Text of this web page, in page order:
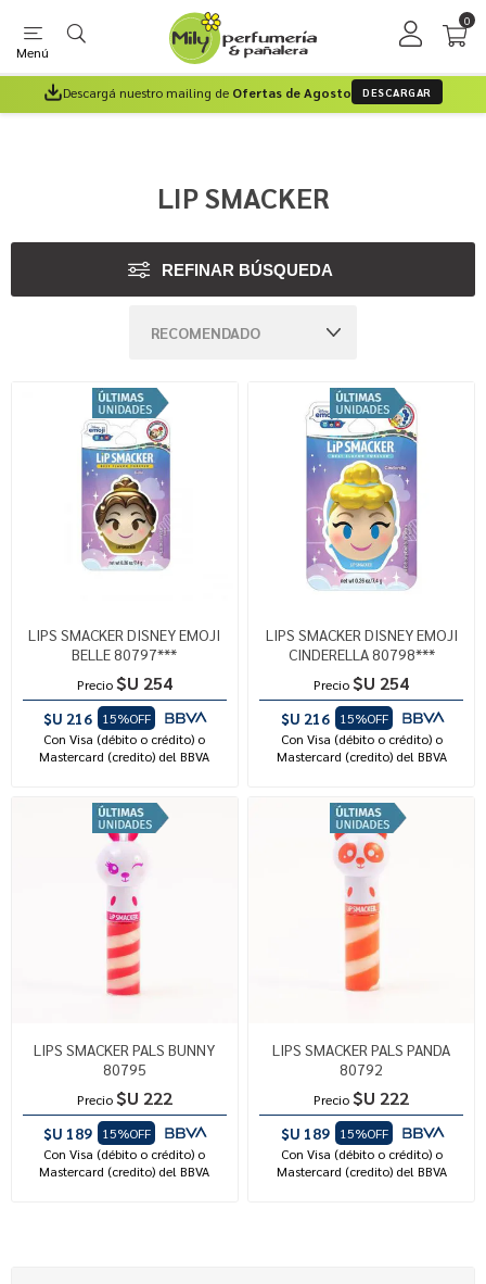
Menú
0
Descargá nuestro mailing de Ofertas de Agosto DESCARGAR
LIP SMACKER
REFINAR BÚSQUEDA
LIPS SMACKER DISNEY EMOJI
BELLE 80797***
Precio $U 254
$U 216
15%OFF
Con Visa (débito o crédito) o
Mastercard (credito) del BBVA
LIPS SMACKER DISNEY EMOJI
CINDERELLA 80798***
Precio $U 254
$U 216
15%OFF
Con Visa (débito o crédito) o
Mastercard (credito) del BBVA
LIPS SMACKER PALS BUNNY
80795
Precio $U 222
$U 189
15%OFF
Con Visa (débito o crédito) o
Mastercard (credito) del BBVA
LIPS SMACKER PALS PANDA
80792
Precio $U 222
$U 189
15%OFF
Con Visa (débito o crédito) o
Mastercard (credito) del BBVA